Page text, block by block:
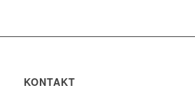
KONTAKT